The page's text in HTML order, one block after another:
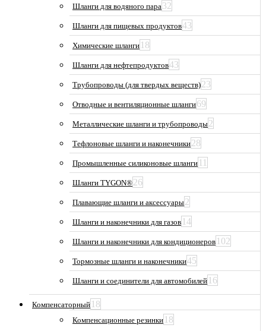
Шланги для водяного пара32
Шланги для пищевых продуктов43
Химические шланги 18
Шланги для нефтепродуктов43
Трубопроводы (для твердых веществ)23
Отводные и вентиляционные шланги69
Металлические шланги и трубопроводы2
Тефлоновые шланги и наконечники28
Промышленные силиконовые шланги 11
Шланги TYGON®26
Плавающие шланги и аксессуары2
Шланги и наконечники для газов 14
Шланги и наконечники для кондиционеров 102
Тормозные шланги и наконечники45
Шланги и соединители для автомобилей 16
Компенсаторный 18
Компенсационные резинки 18